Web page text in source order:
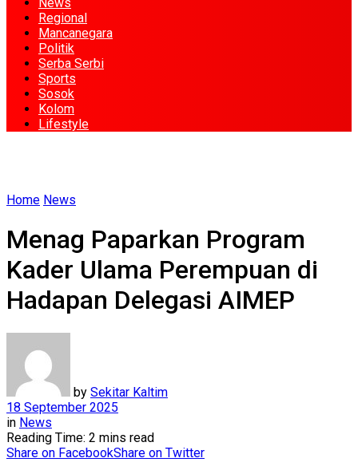
Regional
Mancanegara
Politik
Serba Serbi
Sports
Sosok
Kolom
Lifestyle
Home News
Menag Paparkan Program
Kader Ulama Perempuan di
Hadapan Delegasi AIMEP
by Sekitar Kaltim
18 September 2025
in News
Reading Time: 2 mins read
Share on FacebookShare on Twitter